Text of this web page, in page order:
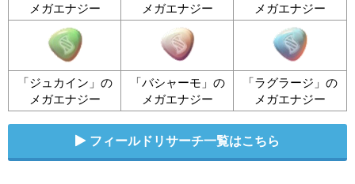
メガエナジー
メガエナジー
メガエナジー
「ジュカイン」の
メガエナジー
「バシャーモ」の
メガエナジー
「ラグラージ」の
メガエナジー
フィールドリサーチ一覧はこちら